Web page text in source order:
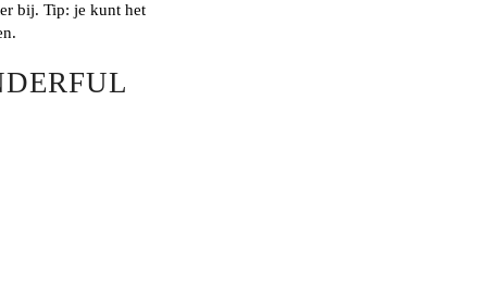
bij. Tip: je kunt het